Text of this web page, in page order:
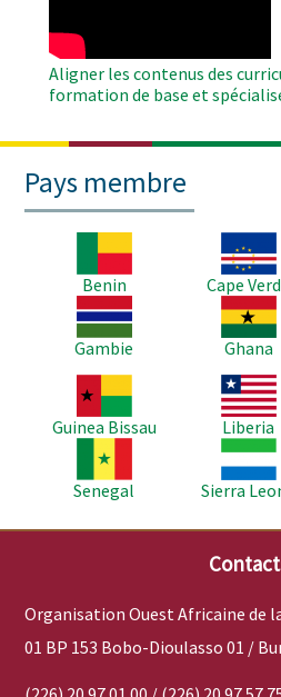
Aligner les contenus des
formation de base et
Pays membre
Benin
Image
Cape
Image
Gambie
Image
Ghana
Image
Guinea Bissau
Image
Liberia
Senegal
Image
Sierra
Organisation Ouest Africaine de
01 BP 153 Bobo-Dioulasso 01 /